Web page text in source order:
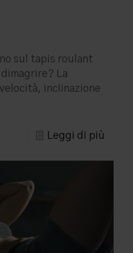
sul tapis roulant
La
inclinazione
Leggi di più